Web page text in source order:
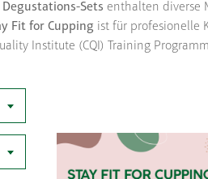
Degustations-Sets enthalten diverse
Fit for Cupping ist für profesionelle
Institute (CQI) Training